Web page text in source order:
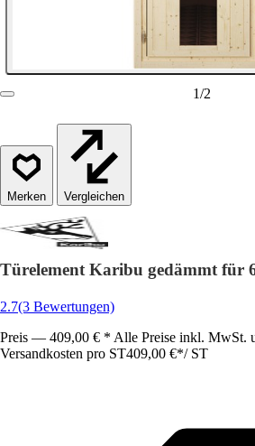
1/2
Vergleichen
Türelement Karibu gedämmt für
2.7(3 Bewertungen)
Preis — 409,00 € * Alle Preise inkl. MwSt.
Versandkosten pro ST409,00 €*/ ST